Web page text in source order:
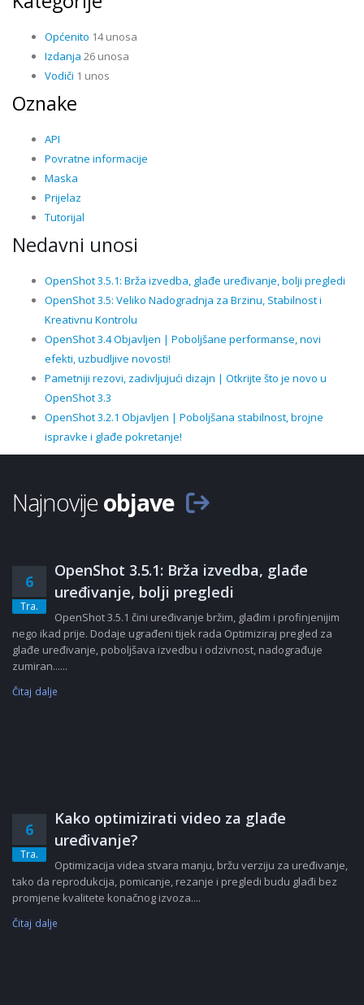
Općenito 14 unosa
Izdanja 26 unosa
Vodiči 1 unos
Oznake
API
Povratne informacije
Maska
Prijelaz
Tutorijal
Nedavni unosi
OpenShot 3.5.1: Brža izvedba, glađe uređivanje, bolji pregledi
OpenShot 3.5: Veliko Nadogradnja za Brzinu, Stabilnost i
Kreativnu Kontrolu
OpenShot 3.4 Objavljen | Poboljšane performanse, novi
efekti, uzbudljive novosti!
Pametniji rezovi, zadivljujući dizajn | Otkrijte što je novo u
OpenShot 3.3
OpenShot 3.2.1 Objavljen | Poboljšana stabilnost, brojne
ispravke i glađe pokretanje!
Najnovijeobjave
6
Tra.
OpenShot 3.5.1: Brža izvedba, glađe
uređivanje, bolji pregledi
OpenShot 3.5.1 čini uređivanje bržim, glađim i profinjenijim
nego ikad prije. Dodaje ugrađeni tijek rada Optimiziraj pregled za
glađe uređivanje, poboljšava izvedbu i odzivnost, nadograđuje
zumiran......
Čitaj dalje
6
Tra.
Kako optimizirati video za glađe
uređivanje?
Optimizacija videa stvara manju, bržu verziju za uređivanje,
tako da reprodukcija, pomicanje, rezanje i pregledi budu glađi bez
promjene kvalitete konačnog izvoza....
Čitaj dalje